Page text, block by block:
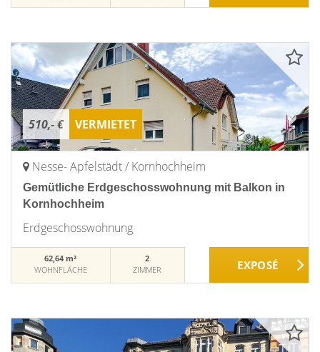
510,- € VERMIETET
Nesse- Apfelstädt / Kornhochheim
Gemütliche Erdgeschosswohnung mit Balkon in
Kornhochheim
Erdgeschosswohnung
62,64 m²
WOHNFLÄCHE
2
ZIMMER